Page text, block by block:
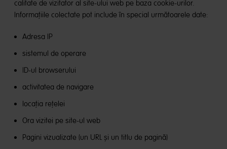
calitate de vizitator al site-ului web pe baza cookie-urilor.
Informațiile colectate pot include în special următoarele date:
Adresa IP
sistemul de operare
ID-ul browserului
activitatea de navigare
locația rețelei
Ora vizitei pe site-ul web
Pagini vizualizate (un URL și un titlu de pagină)